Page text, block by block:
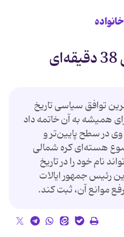
توافق سیاسی تاریخ
همیشه به آن خاتمه داد
در سطح پایین‌تر و
هسته‌ای کره شمالی
نام خود را در تاریخ
رئیس جمهور ایالات
موانع آن، ثبت کند.